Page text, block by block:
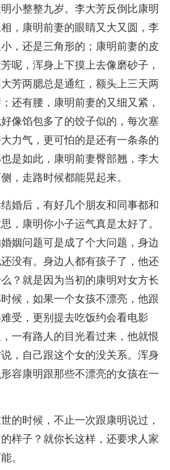
小整整九岁。李大芳反倒比康明
，康明前妻的眼睛又大又圆，李
，还是三角形的；康明前妻的皮
呢，浑身上下摸上去像磨砂子，
芳两腮总是通红，额头上三天两
还有腰，康明前妻的又细又紧，
像馅包多了的饺子似的，每次塞
力气，更可怕的是还有一条条的
是如此，康明前妻臀部翘，李大
，走路时候都能晃起来。
婚后，有好几个朋友和同事都和
，康明你小子运气真是太好了。
姻问题可是成了个大问题，身边
没有。身边人都有孩子了，他还
？就是因为当初的康明对女方长
候，如果一个女孩不漂亮，他跟
受，更别提去吃饭约会看电影
一有路人的目光看过来，他就恨
，自己跟这个女的没关系。浑身
容康明跟那些不漂亮的女孩在一
的时候，不止一次跟康明说过，
样子？就你长这样，还要求人家
。